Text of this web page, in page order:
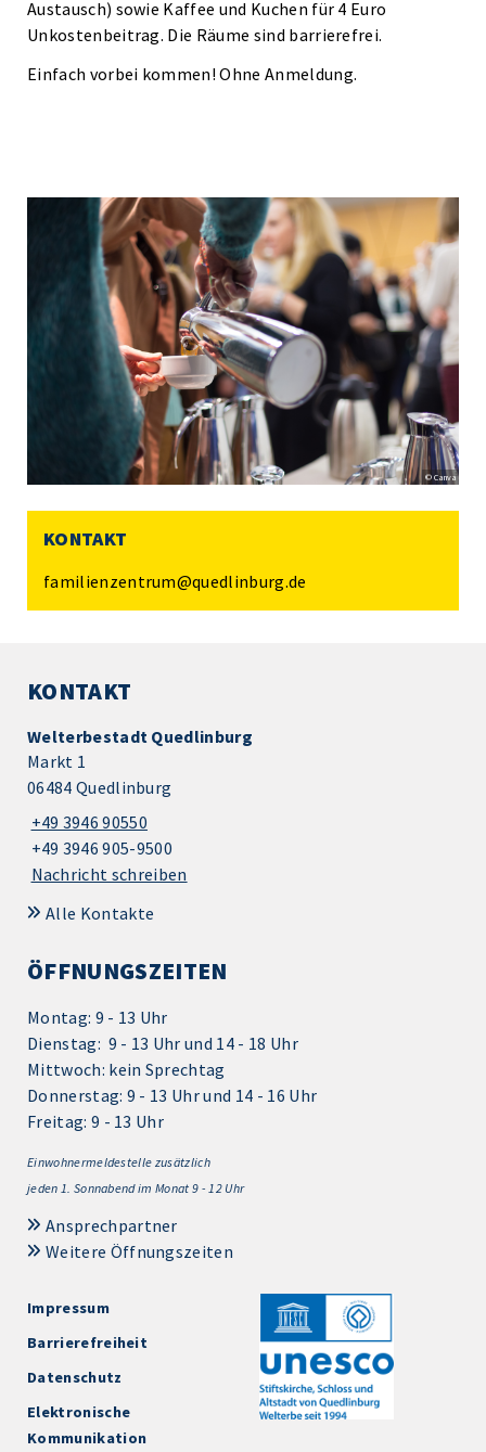
Austausch) sowie Kaffee und Kuchen für 4 Euro
Unkostenbeitrag. Die Räume sind barrierefrei.
Einfach vorbei kommen! Ohne Anmeldung.
© Canva
KONTAKT
familienzentrum@quedlinburg.de
KONTAKT
Welterbestadt Quedlinburg
Markt 1
06484 Quedlinburg
+49 3946 90550
+49 3946 905-9500
Nachricht schreiben
Alle Kontakte
ÖFFNUNGSZEITEN
Montag: 9 - 13 Uhr
Dienstag: 9 - 13 Uhr und 14 - 18 Uhr
Mittwoch: kein Sprechtag
Donnerstag: 9 - 13 Uhr und 14 - 16 Uhr
Freitag: 9 - 13 Uhr
Einwohnermeldestelle zusätzlich
jeden 1. Sonnabend im Monat 9 - 12 Uhr
Ansprechpartner
Weitere Öffnungszeiten
Impressum
Barrierefreiheit
Datenschutz
Elektronische
Kommunikation